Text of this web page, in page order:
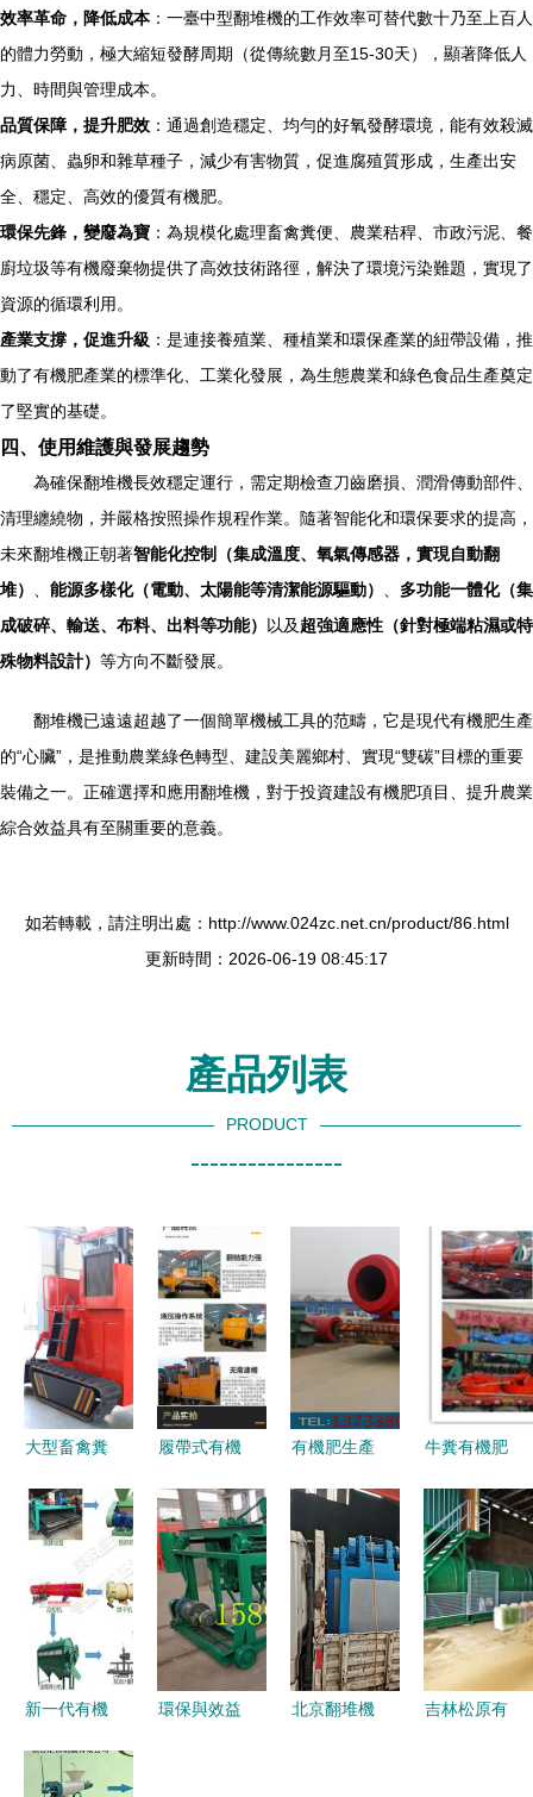
效率革命，降低成本：一臺中型翻堆機的工作效率可替代數十乃至上百人
的體力勞動，極大縮短發酵周期（從傳統數月至15-30天），顯著降低人
力、時間與管理成本。
品質保障，提升肥效 ：通過創造穩定、均勻的好氧發酵環境，能有效殺滅
病原菌、蟲卵和雜草種子，減少有害物質，促進腐殖質形成，生產出安
全、穩定、高效的優質有機肥。
環保先鋒，變廢為寶 ：為規模化處理畜禽糞便、農業秸稈、市政污泥、餐
廚垃圾等有機廢棄物提供了高效技術路徑，解決了環境污染難題，實現了
資源的循環利用。
產業支撐，促進升級 ：是連接養殖業、種植業和環保產業的紐帶設備，推
動了有機肥產業的標準化、工業化發展，為生態農業和綠色食品生產奠定
了堅實的基礎。
四、使用維護與發展趨勢
為確保翻堆機長效穩定運行，需定期檢查刀齒磨損、潤滑傳動部件、
清理纏繞物，并嚴格按照操作規程作業。隨著智能化和環保要求的提高，
未來翻堆機正朝著智能化控制（集成溫度、氧氣傳感器，實現自動翻
堆）
能源多樣化（電動、太陽能等清潔能源驅動）
多功能一體化（集
成破碎、輸送、布料、出料等功能）
以及超強適應性（針對極端粘濕或特
殊物料設計） 等方向不斷發展。
翻堆機已遠遠超越了一個簡單機械工具的范疇，它是現代有機肥生產
的“心臟”，是推動農業綠色轉型、建設美麗鄉村、實現“雙碳”目標的重要
裝備之一。正確選擇和應用翻堆機，對于投資建設有機肥項目、提升農業
綜合效益具有至關重要的意義。
如若轉載，請注明出處：http://www.024zc.net.cn/product/86.html
更新時間：2026-06-19 08:45:17
產品列表
PRODUCT
----------------
大型畜禽糞
有機廢棄物
好氧發酵的
現代化利器
履帶式有機
驕順快速發
酵條垛式履
帶翻堆機的
優勢與應用
有機肥生產
何找到可靠
廠家
牛糞有機肥
相關知識說
明及其加工
工藝介紹
新一代有機
賦能綠色發
環保與效益
北京翻堆機
吉林松原有